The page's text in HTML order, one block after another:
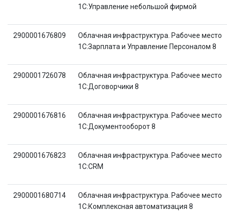
1С:Управление небольшой фирмой
2900001676809
Облачная инфраструктура. Рабочее место
1С:Зарплата и Управление Персоналом 8
2900001726078
Облачная инфраструктура. Рабочее место
1С:Договорчики 8
2900001676816
Облачная инфраструктура. Рабочее место
1С:Документооборот 8
2900001676823
Облачная инфраструктура. Рабочее место
1С:CRM
2900001680714
Облачная инфраструктура. Рабочее место
1C:Комплексная автоматизация 8